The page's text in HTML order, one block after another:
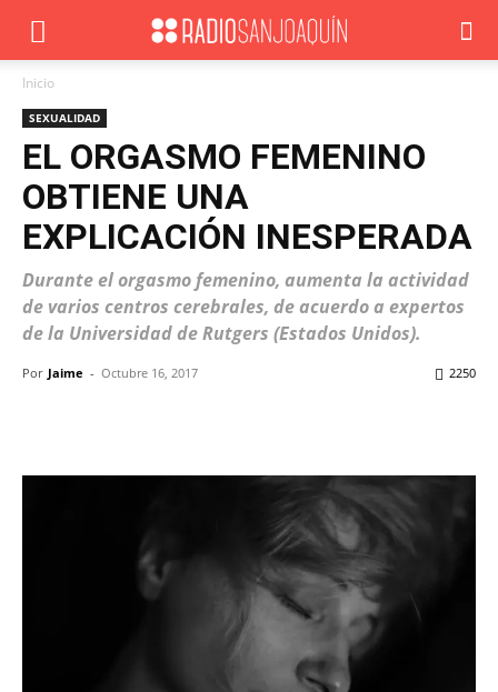
Inicio
SEXUALIDAD
EL ORGASMO FEMENINO
OBTIENE UNA
EXPLICACIÓN INESPERADA
Durante el orgasmo femenino, aumenta la actividad
de varios centros cerebrales, de acuerdo a expertos
de la Universidad de Rutgers (Estados Unidos).
Por Jaime - Octubre 16, 2017 2250